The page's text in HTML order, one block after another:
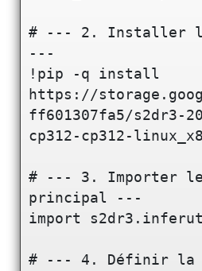
# --- 2. Installer le
---
!pip -q install
https://
ff601307fa5/s2dr3-
cp312-cp312-
# --- 3. Importer le
principal ---
import
# --- 4. Définir la